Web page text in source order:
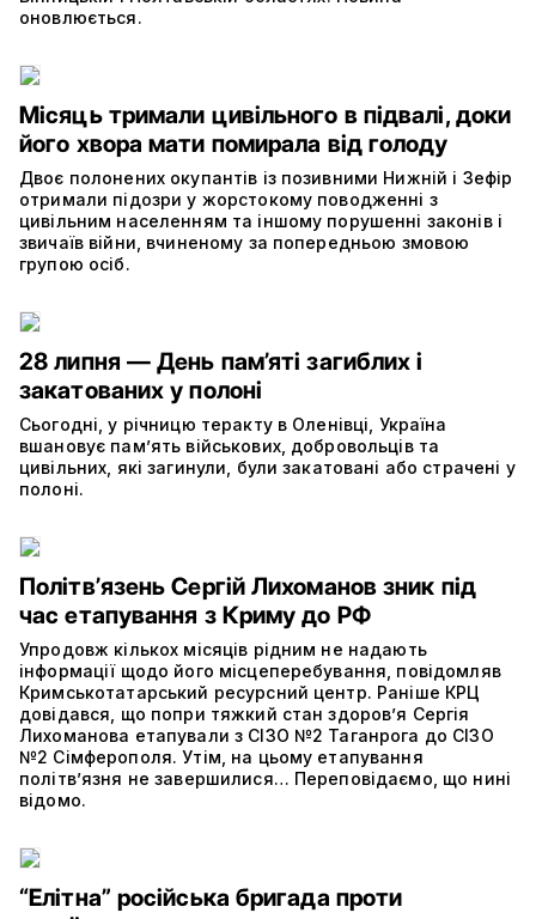
оновлюється.
Місяць тримали цивільного в підвалі, доки
його хвора мати помирала від голоду
Двоє полонених окупантів із позивними Нижній і Зефір
отримали підозри у жорстокому поводженні з
цивільним населенням та іншому порушенні законів і
звичаїв війни, вчиненому за попередньою змовою
групою осіб.
28 липня — День пам’яті загиблих і
закатованих у полоні
Сьогодні, у річницю теракту в Оленівці, Україна
вшановує пам’ять військових, добровольців та
цивільних, які загинули, були закатовані або страчені у
полоні.
Політвʼязень Сергій Лихоманов зник під
час етапування з Криму до РФ
Упродовж кількох місяців рідним не надають
інформації щодо його місцеперебування, повідомляв
Кримськотатарський ресурсний центр. Раніше КРЦ
довідався, що попри тяжкий стан здоров’я Сергія
Лихоманова етапували з СІЗО №2 Таганрога до СІЗО
№2 Сімферополя. Утім, на цьому етапування
політвʼязня не завершилися… Переповідаємо, що нині
відомо.
“Елітна” російська бригада проти